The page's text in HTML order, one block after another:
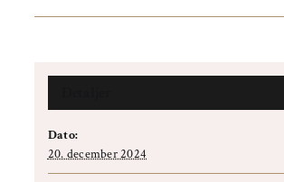
Dato:
20. december 2024